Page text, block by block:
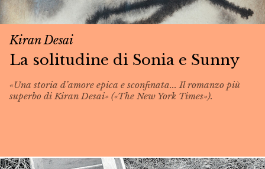
Kiran Desai
La solitudine di Sonia e Sunny
«Una storia d’amore epica e sconfinata... Il romanzo più
superbo di Kiran Desai» («The New York Times»).